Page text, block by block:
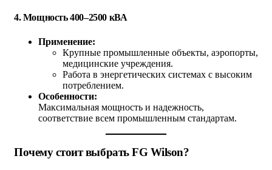
4.Мощность 400–2500 кВА
Применение:
Крупные промышленные объекты, аэропорты,
медицинские учреждения.
Работа в энергетических системах с высоким
потреблением.
Особенности:
Максимальная мощность и надежность,
соответствие всем промышленным стандартам.
Почему стоит выбрать FG Wilson?